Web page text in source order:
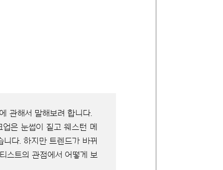
관해서 말해보려 합니다.
은 눈썹이 짙고 웨스턴 메
니다. 하지만 트렌드가 바뀌
스트의 관점에서 어떻게 보